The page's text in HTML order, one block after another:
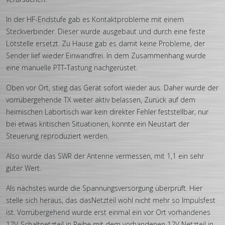
In der HF-Endstufe gab es Kontaktprobleme mit einem
Steckverbinder. Dieser wurde ausgebaut und durch eine feste
Lötstelle ersetzt. Zu Hause gab es damit keine Probleme, der
Sender lief wieder Einwandfrei. In dem Zusammenhang wurde
eine manuelle PTT-Tastung nachgerüstet.
Oben vor Ort, stieg das Gerät sofort wieder aus. Daher wurde der
vorrübergehende TX weiter aktiv belassen, Zurück auf dem
heimischen Labortisch war kein direkter Fehler feststellbar, nur
bei etwas kritischen Situationen, konnte ein Neustart der
Steuerung reproduziert werden.
Also wurde das SWR der Antenne vermessen, mit 1,1 ein sehr
guter Wert.
Als nächstes wurde die Spannungsversorgung überprüft. Hier
stelle sich heraus, das dasNetzteil wohl nicht mehr so Impulsfest
ist. Vorrübergehend wurde erst einmal ein vor Ort vorhandenes